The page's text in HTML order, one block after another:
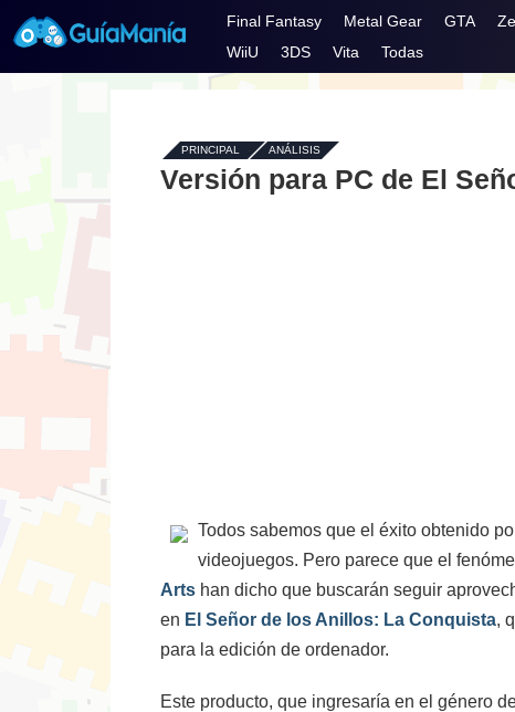
Final Fantasy Metal Gear GTA
WiiU
3DS Vita Todas
PRINCIPAL - ANÁLISIS
Versión para PC de El
Todos sabemos que el éxito obtenido
videojuegos. Pero parece que el
Arts han dicho que buscarán seguir
en El Señor de los Anillos: La Conquista,
para la edición de ordenador.
Este producto, que ingresaría en el género